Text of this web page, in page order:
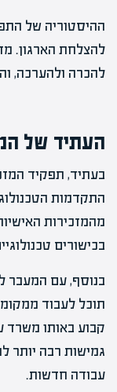
ההיסטוריה של
להצלחת הארגון.
להכרה ולהערכה,
העתיד של
בעתיד, תפקיד
התקדמות
מהמזכירות
בכישורים
בנוסף, עם המעבר
תוכל לעבוד
קבוע באותו משרד
גמישות רבה יותר
עבודה חדשות.